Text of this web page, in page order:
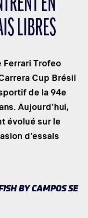
EN
LIBRES
Ferrari Trofeo
Cup Brésil
de la 94e
Aujourd’hui,
évolué sur le
d’essais
BY CAMPOS SE